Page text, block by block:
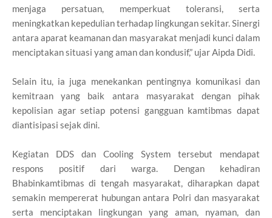
menjaga persatuan, memperkuat toleransi, serta
meningkatkan kepedulian terhadap lingkungan sekitar. Sinergi
antara aparat keamanan dan masyarakat menjadi kunci dalam
menciptakan situasi yang aman dan kondusif,” ujar Aipda Didi.
Selain itu, ia juga menekankan pentingnya komunikasi dan
kemitraan yang baik antara masyarakat dengan pihak
kepolisian agar setiap potensi gangguan kamtibmas dapat
diantisipasi sejak dini.
Kegiatan DDS dan Cooling System tersebut mendapat
respons positif dari warga. Dengan kehadiran
Bhabinkamtibmas di tengah masyarakat, diharapkan dapat
semakin mempererat hubungan antara Polri dan masyarakat
serta menciptakan lingkungan yang aman, nyaman, dan